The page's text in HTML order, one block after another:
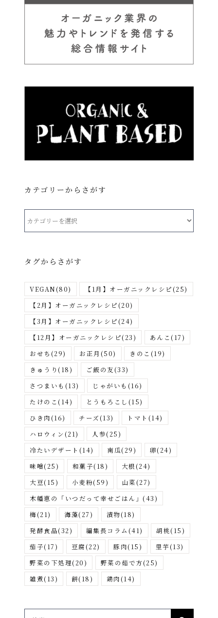
カテゴリーからさがす
ー
ら
が
す
タグからさがす
VEGAN(80) 【1月】オーガニックレシピ(25)
【2月】オーガニックレシピ(20)
【3月】オーガニックレシピ(24)
【12月】オーガニックレシピ(23) あんこ(17)
おせち (29) お正月 (50) きのこ (19)
きゅうり (18) ご飯の友(33)
さつまいも (13) じゃがいも (16)
たけのこ(14) とうもろこし (15)
ひき肉(16) チーズ(13) トマト (14)
ハロウィン(21) 人参(25)
冷たいデザート (14) 南瓜(29) 卵(24)
味噌(25) 和菓子(18) 大根(24)
大豆(15) 小麦粉(59) 山菜(27)
木幡恵の「いつだって幸せごはん」 (43)
梅(21) 海藻(27) 漬物(18)
発酵食品(32) 編集長コラム (41) 胡桃(15)
茄子(17) 豆腐(22) 豚肉(15) 里芋(13)
野菜の下処理(20) 野菜の茹で方(25)
雑煮(13) 餅(18) 鶏肉(14)